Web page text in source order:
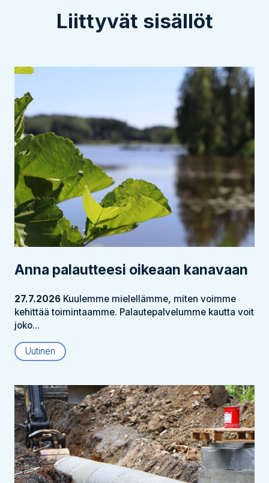
Liittyvät sisällöt
Anna palautteesi oikeaan kanavaan
27.7.2026 Kuulemme mielellämme, miten voimme
kehittää toimintaamme. Palautepalvelumme kautta voit
joko...
Uutinen